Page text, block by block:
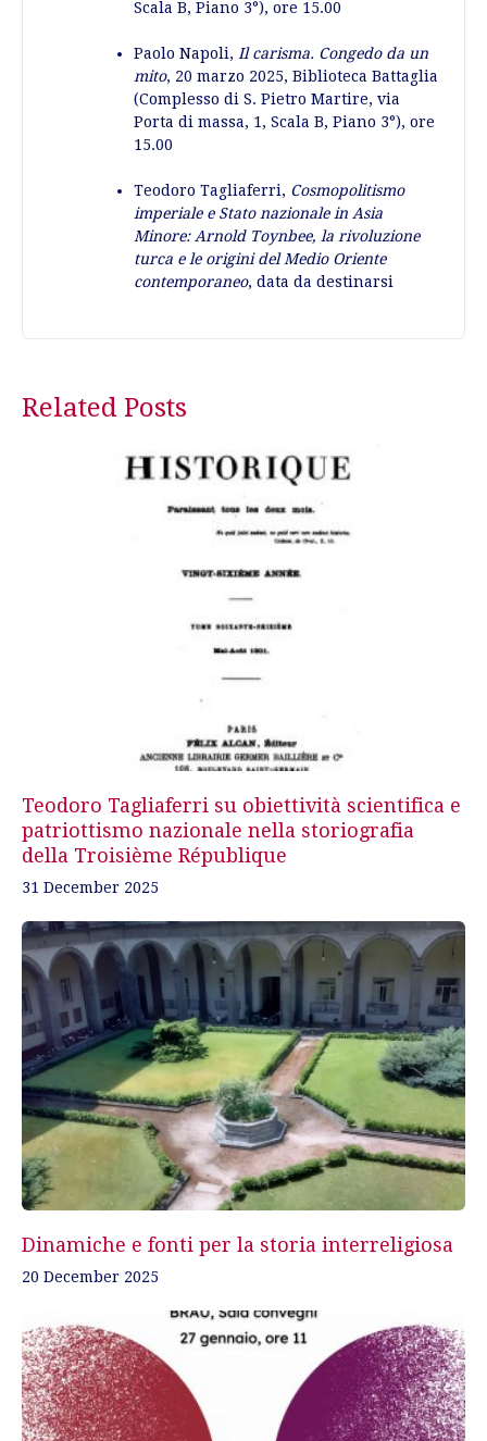
Scala B, Piano 3°), ore 15.00
Paolo Napoli, Il carisma. Congedo da un
mito, 20 marzo 2025, Biblioteca Battaglia
(Complesso di S. Pietro Martire, via
Porta di massa, 1, Scala B, Piano 3°), ore
15.00
Teodoro Tagliaferri, Cosmopolitismo
imperiale e Stato nazionale in Asia
Minore: Arnold Toynbee, la rivoluzione
turca e le origini del Medio Oriente
contemporaneo, data da destinarsi
Related Posts
Teodoro Tagliaferri su obiettività scientifica e
patriottismo nazionale nella storiografia
della Troisième République
31 December 2025
Dinamiche e fonti per la storia interreligiosa
20 December 2025
Post
navigation